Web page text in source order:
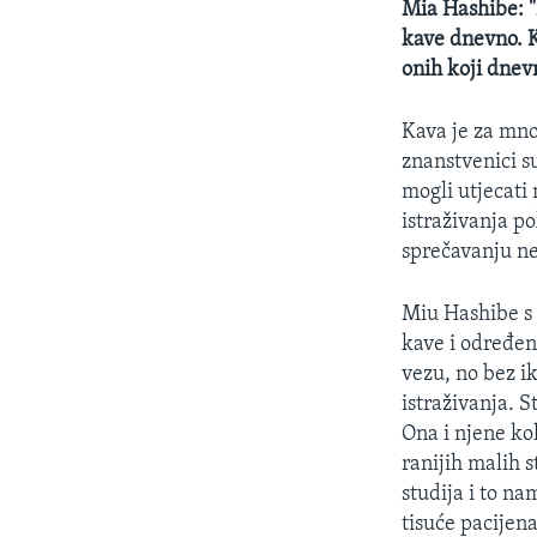
Mia Hashibe:
kave dnevno.
onih koji
Kava je za
znanstvenici
mogli utjecati
istraživanja
sprečavanju
Miu Hashibe
kave i
vezu, no bez
istraživanja.
Ona i njene
ranijih malih
studija i to
tisuće